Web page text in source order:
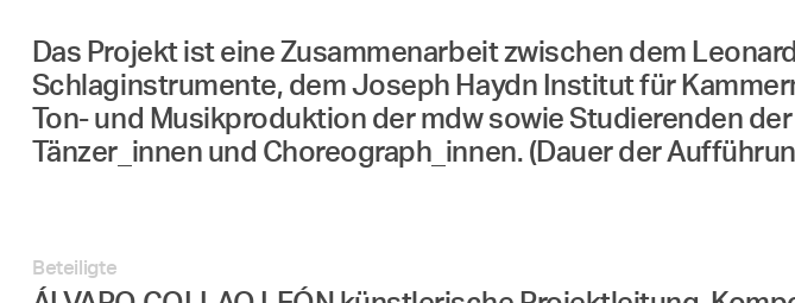
Das Projekt ist eine Zusammenarbeit zwischen dem
Schlaginstrumente, dem Joseph Haydn Institut für
Ton- und Musikproduktion der mdw sowie Studierenden
Tänzer_innen und Choreograph_innen. (Dauer der
Beteiligte